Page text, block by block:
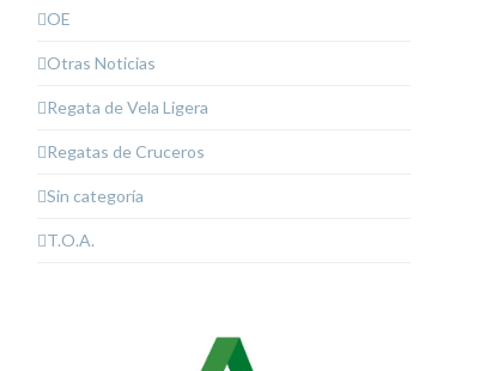
OE
Otras Noticias
Regata de Vela Ligera
Regatas de Cruceros
Sin categoría
T.O.A.